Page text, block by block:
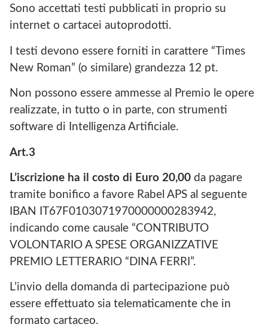
Sono accettati testi pubblicati in proprio su
internet o cartacei autoprodotti.
I testi devono essere forniti in carattere “Times
New Roman” (o similare) grandezza 12 pt.
Non possono essere ammesse al Premio le opere
realizzate, in tutto o in parte, con strumenti
software di Intelligenza Artificiale.
Art.3
L’iscrizione ha il costo di Euro 20,00 da pagare
tramite bonifico a favore Rabel APS al seguente
IBAN IT67F0103071970000000283942,
indicando come causale “CONTRIBUTO
VOLONTARIO A SPESE ORGANIZZATIVE
PREMIO LETTERARIO “DINA FERRI”.
L’invio della domanda di partecipazione può
essere effettuato sia telematicamente che in
formato cartaceo.